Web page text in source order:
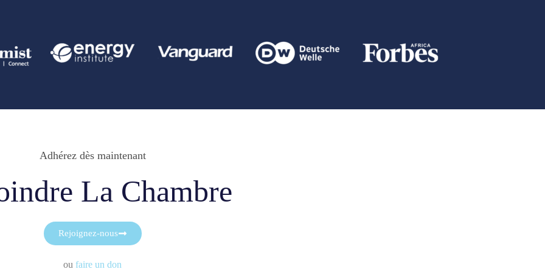
Adhérez dès maintenant
La Chambre
Rejoignez-nous
ou faire un don